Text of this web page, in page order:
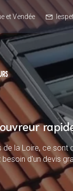
et Vendée
de la Loire, ce
d'un devis